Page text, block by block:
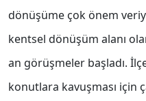
dönüşüme çok önem
kentsel dönüşüm alanı
an görüşmeler başladı.
konutlara kavuşması için